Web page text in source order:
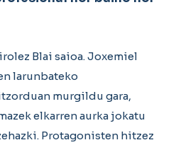
Blai saioa. Joxemiel
larunbateko
murgildu gara,
elkarren aurka jokatu
Protagonisten hitzez